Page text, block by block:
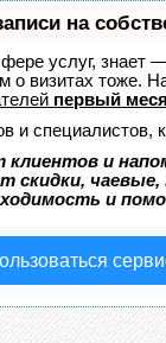
на
услуг,
о визитах
первый
и специалистов,
клиентов и
скидки,
и